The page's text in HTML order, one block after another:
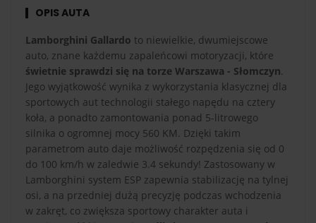
OPIS AUTA
Lamborghini Gallardo to niewielkie, dwumiejscowe
auto, znane każdemu zapaleńcowi motoryzacji, które
świetnie sprawdzi się na torze Warszawa - Słomczyn.
Jego wyjątkowość wynika z wykorzystania klasycznej dla
sportowych aut technologii stałego napędu na cztery
koła, a ponadto zamontowania ponad 5-litrowego
silnika o ogromnej mocy 560 KM. Dzięki takim
parametrom auto daje możliwość rozpędzenia się od 0
do 100 km/h w zaledwie 3.4 sekundy! Zastosowany w
Lamborghini system ESP zapewnia stabilizację na tylnej
osi, a na przedniej dużą precyzję podczas wchodzenia
w zakręt, co zwiększa sportowy charakter auta i